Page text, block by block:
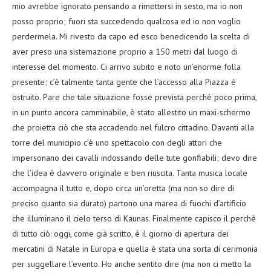
mio avrebbe ignorato pensando a rimettersi in sesto, ma io non
posso proprio; fuori sta succedendo qualcosa ed io non voglio
perdermela. Mi rivesto da capo ed esco benedicendo la scelta di
aver preso una sistemazione proprio a 150 metri dal luogo di
interesse del momento. Ci arrivo subito e noto un’enorme folla
presente; c’è talmente tanta gente che l’accesso alla Piazza è
ostruito. Pare che tale situazione fosse prevista perchè poco prima,
in un punto ancora camminabile, è stato allestito un maxi-schermo
che proietta ciò che sta accadendo nel fulcro cittadino. Davanti alla
torre del municipio c’è uno spettacolo con degli attori che
impersonano dei cavalli indossando delle tute gonfiabili; devo dire
che l’idea è davvero originale e ben riuscita. Tanta musica locale
accompagna il tutto e, dopo circa un’oretta (ma non so dire di
preciso quanto sia durato) partono una marea di fuochi d’artificio
che illuminano il cielo terso di Kaunas. Finalmente capisco il perchè
di tutto ciò: oggi, come già scritto, è il giorno di apertura dei
mercatini di Natale in Europa e quella è stata una sorta di cerimonia
per suggellare l’evento. Ho anche sentito dire (ma non ci metto la